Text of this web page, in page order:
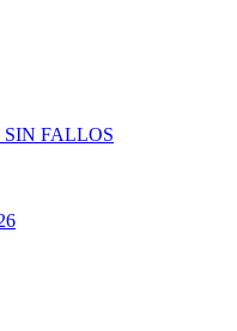
FALLOS